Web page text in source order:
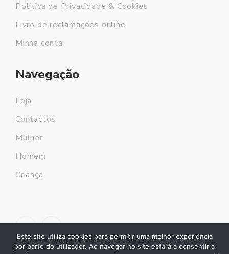
Política de Privacidade & Cookies
Livro de reclamações online
Minha conta
Navegação
Loja
Contactos
Mulher
Homem
Criança
Este site utiliza cookies para permitir uma melhor experiência
por parte do utilizador. Ao navegar no site estará a consentir a